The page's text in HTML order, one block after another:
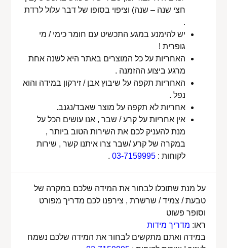
חצי שנה – שנה) וציפוי בסופו של דבר עלול לרדת
.
יש להימנע במגע התכשיט עם חומר כימי / מי
גופרית !
האחריות על כל המוצרים באתר היא לשנה אחת
מרגע ביצוע ההזמנה .
האחריות תקפה על שיבוץ אבן / זירקון במידה והוא
נפל .
אחריות לא תקפה על מוצר שאבד/נגנב.
אין אחריות על קרע / שבר , אנו עושים הכל על
מנת להעניק לכם את השירות הטוב ביותר ,
במקרה של קרע /שבר צרו איתנו קשר , שירות
לקוחות :03-7159995
.
על מנת שתוכלו לבחור את המידה שלכם במקרה של
טבעת / צמיד / שרשרת , צירפנו לכם מדריך מפורט
וסופר פשוט
ראו: מדריך מידות
במידה ואתם מתקשים לבחור את המידה שלכם נשמח